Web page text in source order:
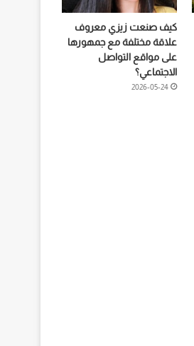
كيف صنعت زيزي معروف
علاقة مختلفة مع جمهورها
على مواقع التواصل
الاجتماعي؟
2026-05-24